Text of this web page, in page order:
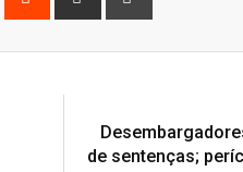
de sentenças;